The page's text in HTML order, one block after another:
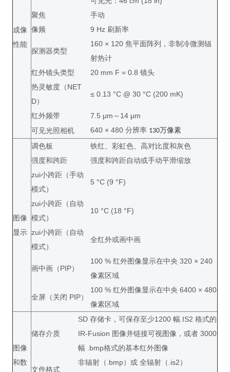
成像
性能
聚焦
手动
像频
9 Hz 刷新率
探测器类型
160 × 120 焦平面阵列，非制冷微测辐
射热计
红外镜头类型
20 mm F = 0.8 镜头
热灵敏度（NET
D）
≤ 0.13 °C @ 30 °C (200 mK)
红外频带
7.5 μm～14 μm
可见光照相机
640 × 480 分辨率 130万像素
图像
显示
调色板
铁红、彩虹色、高对比度和灰色
强度和跨距
强度和跨距自动或手动平滑缩放
zui小跨距（手动
模式）
5 °C (9 °F)
zui小跨距（自动
模式）
10 °C (18 °F)
zui小跨距（自动
模式）
全红外或画中画
画中画（PIP）
100 % 红外图像显示在中央 320 × 240
像素区域
全屏（关闭 PIP）
100 % 红外图像显示在中央 6400 × 480
像素区域
图像
和数
储存介质
SD 存储卡，可保存至少1200 幅.IS2 格式的
IR-Fusion 图像并链接可视图像，或者 3000
幅 .bmp格式的基本红外图像
文件格式
非辐射（.bmp）或 全辐射（.is2）